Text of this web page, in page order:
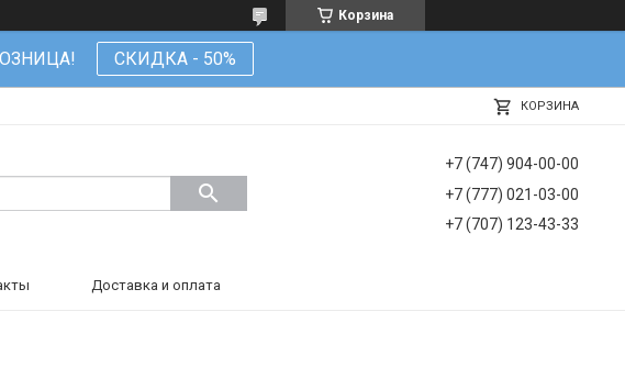
Корзина
СКИДКА - 50%
КОРЗИНА
+7 (747) 904-00-00
+7 (777) 021-03-00
+7 (707) 123-43-33
Доставка и оплата